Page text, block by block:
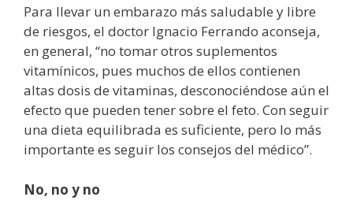
Para llevar un embarazo más saludable y libre
de riesgos, el doctor Ignacio Ferrando aconseja,
en general, “no tomar otros suplementos
vitamínicos, pues muchos de ellos contienen
altas dosis de vitaminas, desconociéndose aún el
efecto que pueden tener sobre el feto. Con seguir
una dieta equilibrada es suficiente, pero lo más
importante es seguir los consejos del médico”.
No, no y no